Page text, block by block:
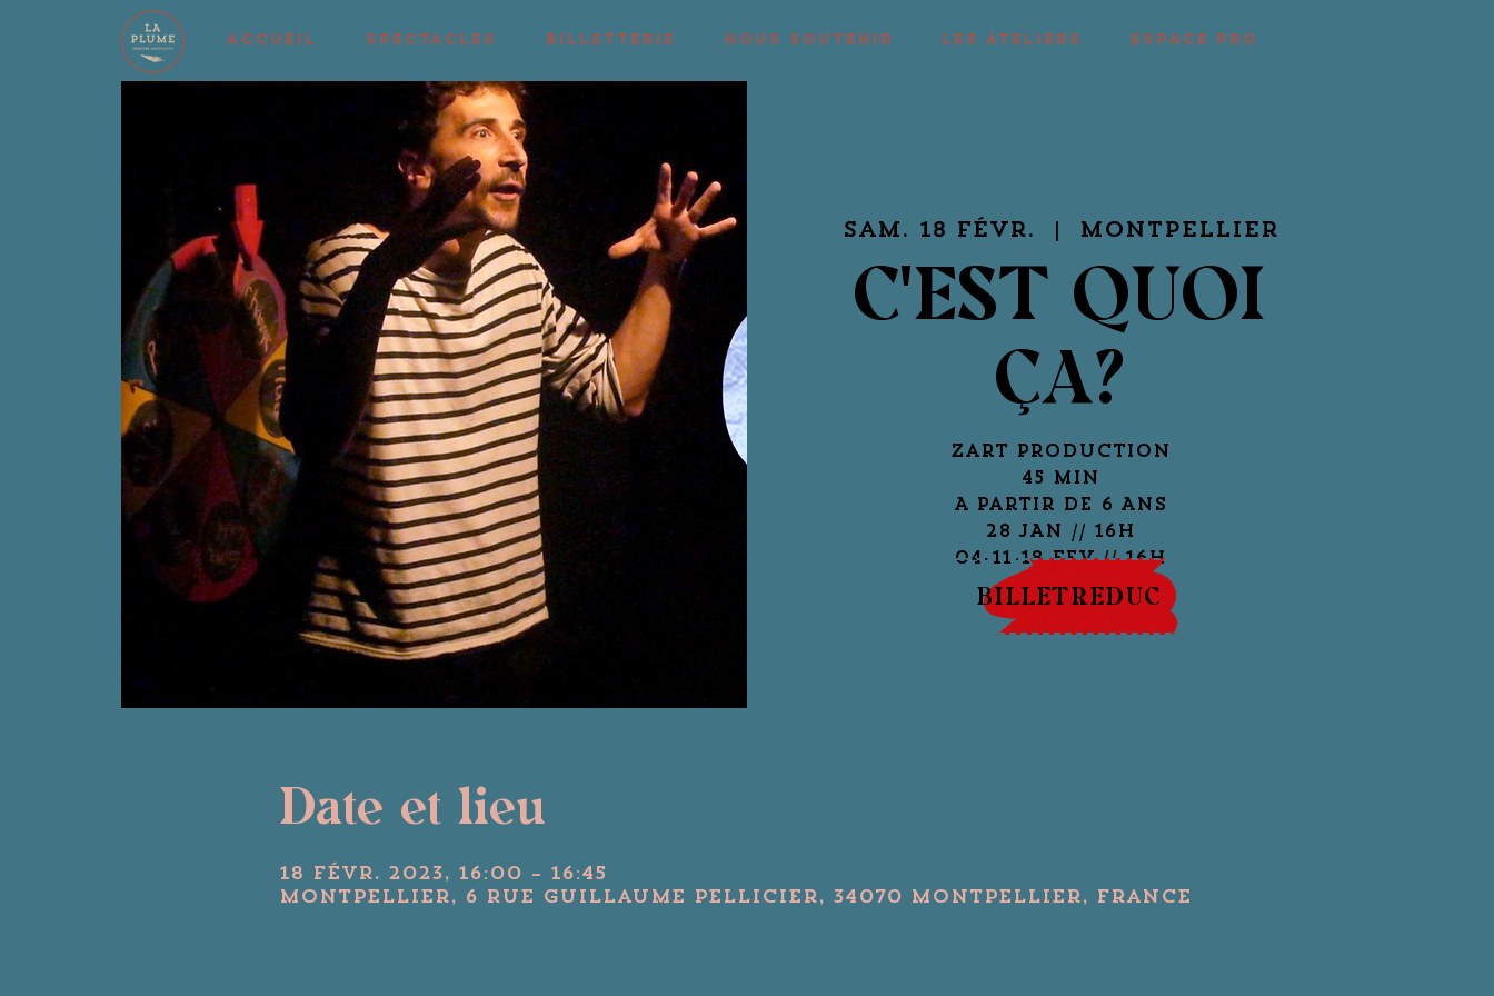
ACCUEIL SPECTACLES BILLETTERIE NOUS SOUTENIR LES ATELIERS ESPACE PRO
sam. 18 févr. Montpellier
C'EST QUOI
ÇA?
Zart Production
45 min
A partir de 6 ANS
28 JAN // 16H
04-11-18 FEV // 16H
Date et lieu
18 févr. 2023, 16:00 – 16:45
Montpellier, 6 Rue Guillaume Pellicier, 34070 Montpellier, France
BILLETREDUC